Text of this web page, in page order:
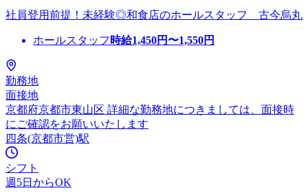
社員登用前提！未経験◎和食店のホールスタッフ 古今烏丸
ホールスタッフ 時給1,450円〜1,550円
勤務地
面接地
京都府京都市東山区 詳細な勤務地につきましては、面接時
にご確認をお願いいたします
四条(京都市営)駅
シフト
週5日からOK